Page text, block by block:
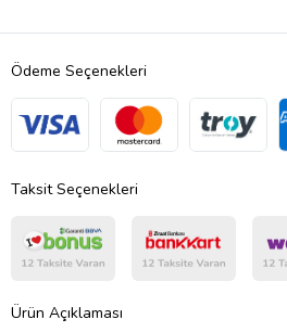
Ödeme Seçenekleri
Taksit Seçenekleri
Ürün Açıklaması